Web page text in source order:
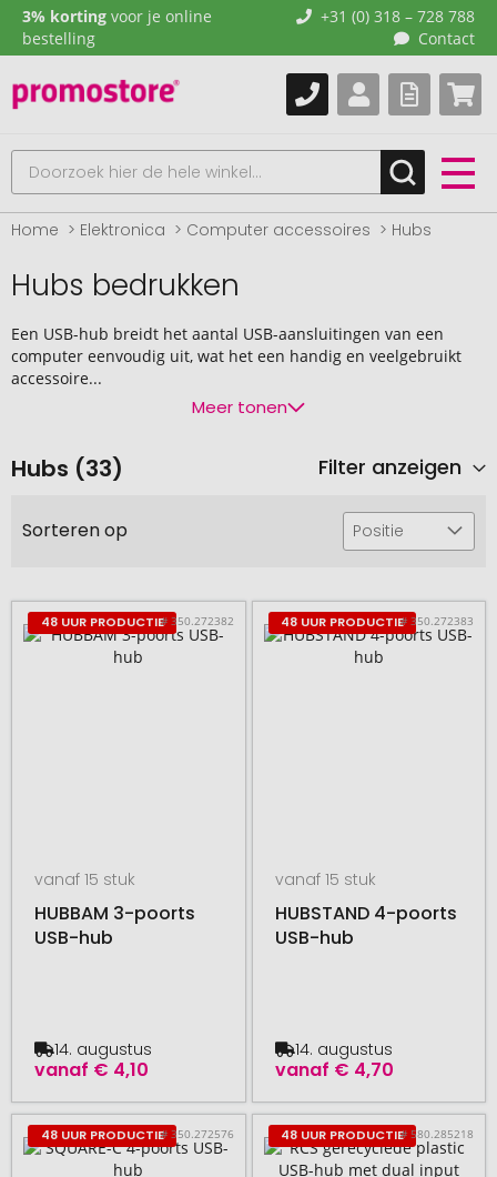
3% korting voor je online
bestelling
+31 (0) 318 – 728 788
Contact
Home Elektronica Computer accessoires Hubs
Hubs bedrukken
Een USB-hub breidt het aantal USB-aansluitingen van een
computer eenvoudig uit, wat het een handig en veelgebruikt
accessoire...
Meer tonen
Hubs (33) Filter anzeigen
Sorteren op Positie
48 UUR PRODUCTIE# 350.272382
vanaf 15 stuk
HUBBAM 3-poorts
USB-hub
vanaf € 4,10
14. augustus
48 UUR PRODUCTIE# 350.272383
vanaf 15 stuk
HUBSTAND 4-poorts
USB-hub
vanaf € 4,70
14. augustus
48 UUR PRODUCTIE# 350.272576 48 UUR PRODUCTIE# 580.285218